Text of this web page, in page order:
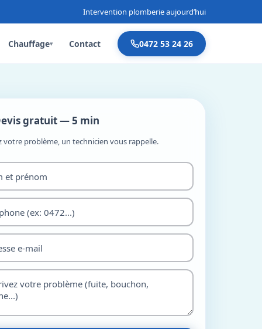
Intervention plomberie aujourd’hui
Chauffage▾ Contact 0472 53 24 26
gratuit — 5 min
votre problème, un technicien vous rappelle.